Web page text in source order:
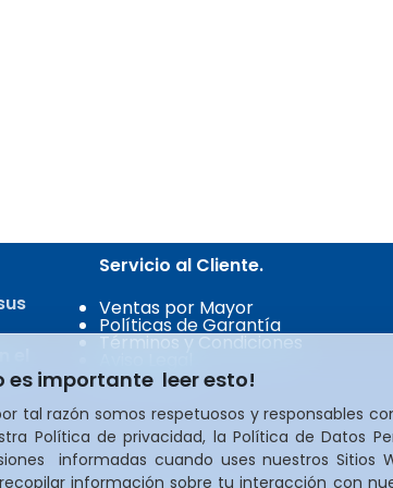
Servicio al Cliente.
Ventas por Mayor
Políticas de Garantía
Términos y Condiciones
es importante leer esto!
tal razón somos respetuosos y responsables
Política de privacidad, la Política de Datos
informadas cuando uses nuestros Sitios
información sobre tu interacción con